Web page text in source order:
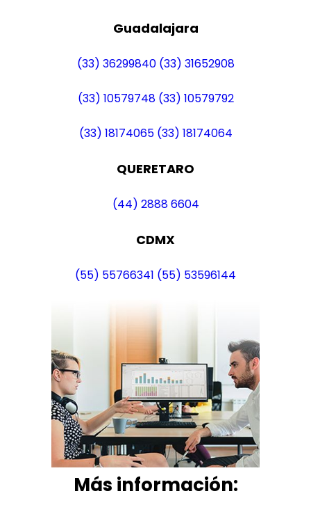
Guadalajara
(33) 36299840 (33) 31652908
(33) 10579748 (33) 10579792
(33) 18174065 (33) 18174064
QUERETARO
(44) 2888 6604
CDMX
(55) 55766341 (55) 53596144
Más información: